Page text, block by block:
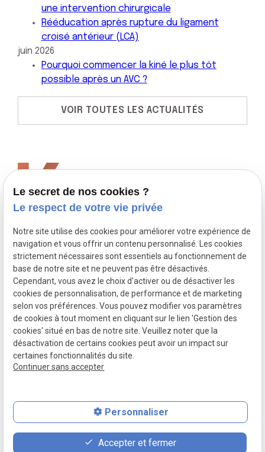
une intervention chirurgicale
Rééducation après rupture du ligament
croisé antérieur (LCA)
juin 2026
Pourquoi commencer la kiné le plus tôt
possible après un AVC ?
VOIR TOUTES LES ACTUALITÉS
Kinésithérapeute
02 775 26 76
Lundi au jeudi : 9h - 19h
Vendredi : 9h - 18h
Mentions légales
Politique de confidentialité
Gestion des cookies
Plan du site
calendar_clock contact_page phone
Le secret de nos cookies ?
Le respect de votre vie privée
Notre site utilise des cookies pour améliorer votre expérience de
navigation et vous offrir un contenu personnalisé. Les cookies
strictement nécessaires sont essentiels au fonctionnement de
base de notre site et ne peuvent pas être désactivés.
Cependant, vous avez le choix d'activer ou de désactiver les
cookies de personnalisation, de performance et de marketing
selon vos préférences. Vous pouvez modifier vos paramètres
de cookies à tout moment en cliquant sur le lien 'Gestion des
cookies' situé en bas de notre site. Veuillez noter que la
désactivation de certains cookies peut avoir un impact sur
certaines fonctionnalités du site.
Continuer sans accepter
Personnaliser
Accepter et fermer